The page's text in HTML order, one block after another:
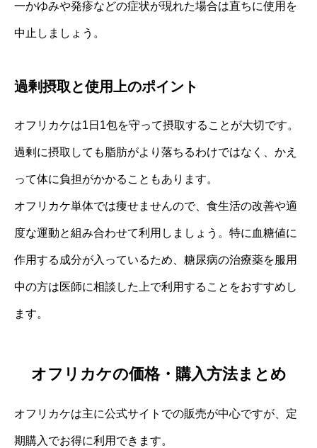
一かゆみや発疹などの症状が現れた場合は直ちに使用を
中止しましょう。
過剰摂取と使用上のポイント
オフリカケは1日1包を守って摂取することが大切です。
過剰に摂取しても脂肪がより落ちるわけではなく、かえ
って体に負担がかかることもあります。
オフリカケ単体では痩せませんので、食生活の改善や適
度な運動と組み合わせて利用しましょう。特に血糖値に
作用する成分が入っているため、糖尿病の治療薬を服用
中の方は医師に相談した上で利用することをおすすめし
ます。
オフリカケの価格・購入方法まとめ
オフリカケは主に公式サイトでの販売が中心ですが、定
期購入でお得に利用できます。